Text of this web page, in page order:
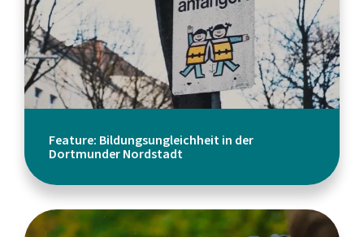
Feature: Bildungsungleichheit in der
Dortmunder Nordstadt